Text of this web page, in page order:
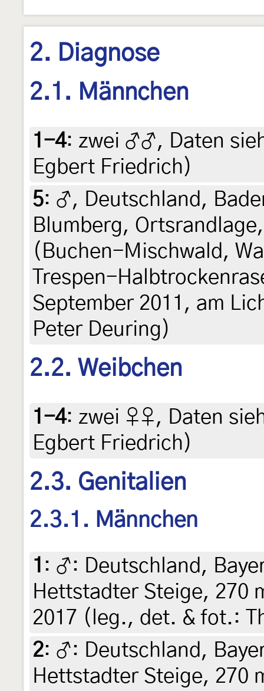
2. Diagnose
2.1. Männchen
1-4: zwei ♂♂, Daten
Egbert Friedrich)
5: ♂, Deutschland,
Blumberg,
(Buchen-Mischwald,
Trespen-
September 2011, am
Peter Deuring)
2.2. Weibchen
1-4: zwei ♀♀, Daten
Egbert Friedrich)
2.3. Genitalien
2.3.1. Männchen
1 : ♂: Deutschland,
Hettstadter Steige, 270
2017 (leg., det. & fot.:
2: ♂: Deutschland,
Hettstadter Steige, 270